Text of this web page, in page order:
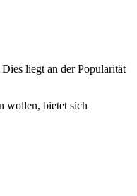
liegt an der Popularität
wollen, bietet sich